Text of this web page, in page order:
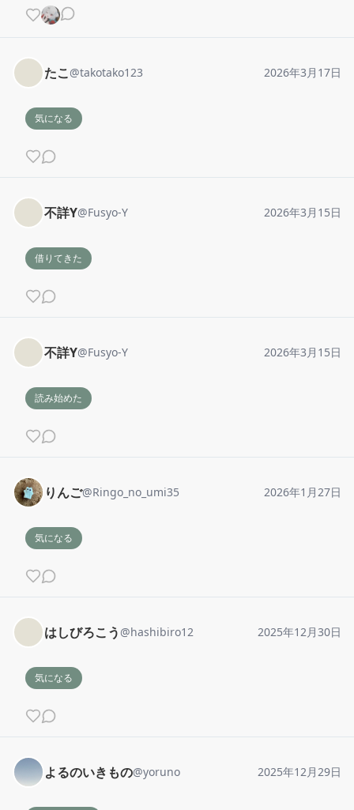
たこ@takotako123 2026年3月17日
気になる
不詳Y@Fusyo-Y 2026年3月15日
借りてきた
不詳Y@Fusyo-Y 2026年3月15日
読み始めた
りんご@Ringo_no_umi35 2026年1月27日
気になる
はしびろこう @hashibiro12 2025年12月30日
気になる
よるのいきもの@yoruno 2025年12月29日